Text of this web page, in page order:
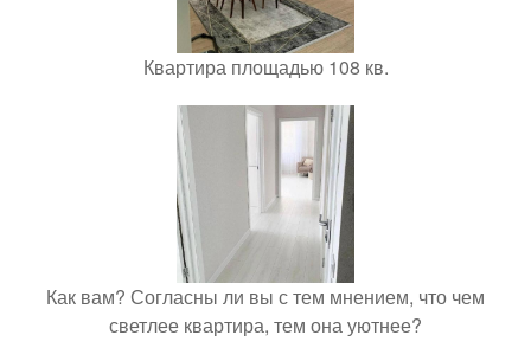
Квартира площадью 108 кв.
Как вам? Согласны ли вы с тем мнением, что чем
светлее квартира, тем она уютнее?